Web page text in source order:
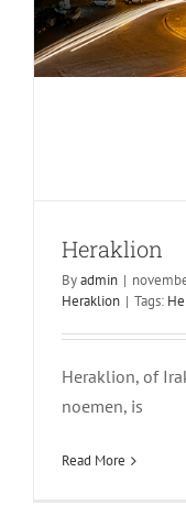
Heraklion
Byadmin |
Heraklion | Tags:
Heraklion, of
noemen, is
Read More